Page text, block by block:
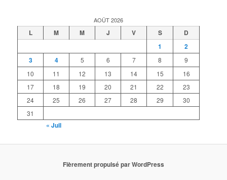
AOÛT 2026
L M M J V S
D
1
2
3
4 5 6 7 8
9
10
11 12 13 14 15
16
17
18 19 20 21 22
23
24
25 26 27 28 29
30
31
« Juil
Fièrement propulsé par WordPress